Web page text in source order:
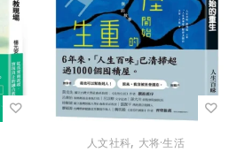
人文社科, 大将·生活